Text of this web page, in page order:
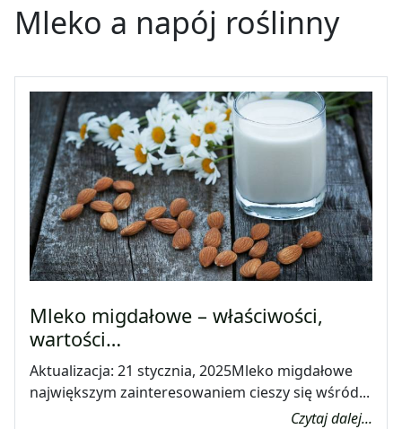
Mleko a napój roślinny
Mleko migdałowe – właściwości,
wartości…
Aktualizacja: 21 stycznia, 2025Mleko migdałowe
największym zainteresowaniem cieszy się wśród...
Czytaj dalej...